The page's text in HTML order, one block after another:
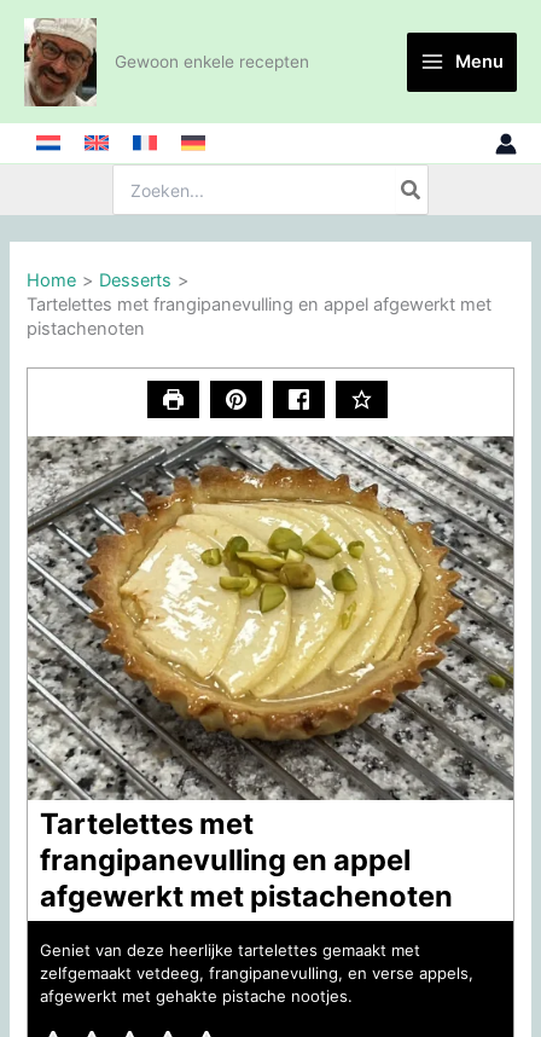
naar
inhoud
Gewoon enkele recepten Menu
Home
Desserts
Tartelettes met frangipanevulling en appel afgewerkt met
pistachenoten
Tartelettes met
frangipanevulling en appel
afgewerkt met pistachenoten
Geniet van deze heerlijke tartelettes gemaakt met
zelfgemaakt vetdeeg, frangipanevulling, en verse appels,
afgewerkt met gehakte pistache nootjes.